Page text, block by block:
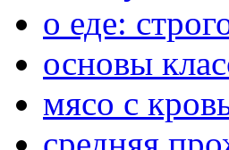
о еде:
основы
мясо с